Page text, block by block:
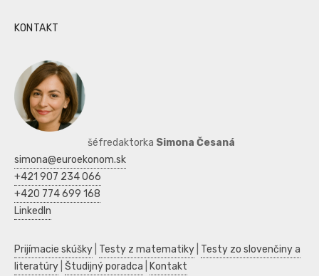
KONTAKT
šéfredaktorka Simona Česaná
simona@euroekonom.sk
+421 907 234 066
+420 774 699 168
LinkedIn
Prijímacie skúšky Testy z matematiky Testy zo slovenčiny a
literatúry Študijný poradca Kontakt